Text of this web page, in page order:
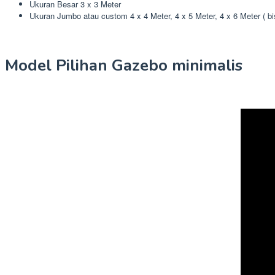
Ukuran Besar 3 x 3 Meter
Ukuran Jumbo atau custom 4 x 4 Meter, 4 x 5 Meter, 4 x 6 Meter (
Model Pilihan Gazebo minimalis